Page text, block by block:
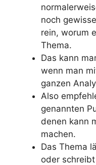
noch
rein, worum
Thema.
Das kann
wenn man
ganzen
Also
genannten
denen kann
machen.
Das Thema
oder